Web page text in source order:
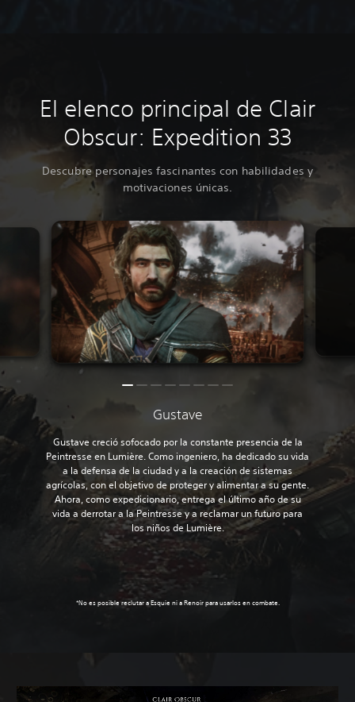
El elenco principal de Clair
Obscur: Expedition 33
Descubre personajes fascinantes con habilidades y
motivaciones únicas.
Gustave
Gustave creció sofocado por la constante presencia de la
Peintresse en Lumière. Como ingeniero, ha dedicado su vida
a la defensa de la ciudad y a la creación de sistemas
agrícolas, con el objetivo de proteger y alimentar a su gente.
Ahora, como expedicionario, entrega el último año de su
vida a derrotar a la Peintresse y a reclamar un futuro para
los niños de Lumière.
*No es posible reclutar a Esquie ni a Renoir para usarlos en combate.